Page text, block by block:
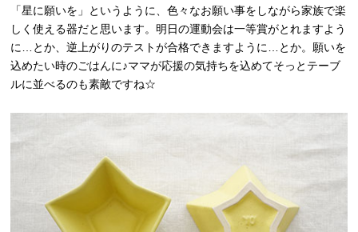
「星に願いを」というように、色々なお願い事をしながら家族で楽
しく使える器だと思います。明日の運動会は一等賞がとれますよう
に…とか、逆上がりのテストが合格できますように…とか。願いを
込めたい時のごはんに♪ママが応援の気持ちを込めてそっとテーブ
ルに並べるのも素敵ですね☆